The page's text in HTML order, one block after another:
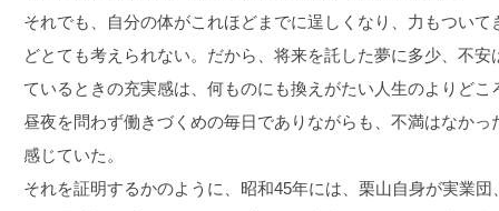
それでも、自分の体がこれほどまでに逞しくなり、力もつい
どとても考えられない。だから、将来を託した夢に多少、不
ているときの充実感は、何ものにも換えがたい人生のよりど
昼夜を問わず働きづくめの毎日でありながらも、不満はなか
感じていた。
それを証明するかのように、昭和45年には、栗山自身が実業